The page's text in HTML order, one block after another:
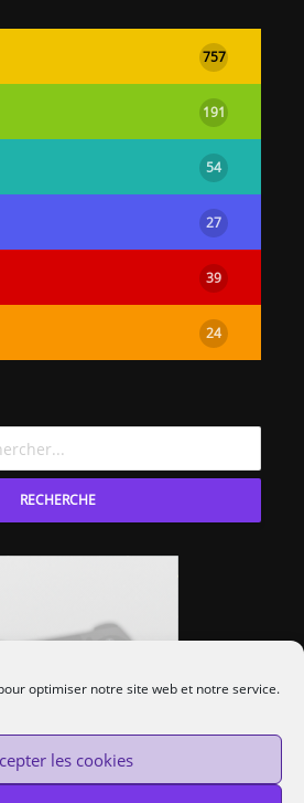
optimiser notre site web et notre service.
les cookies
757
191
54
27
39
24
RECHERCHE